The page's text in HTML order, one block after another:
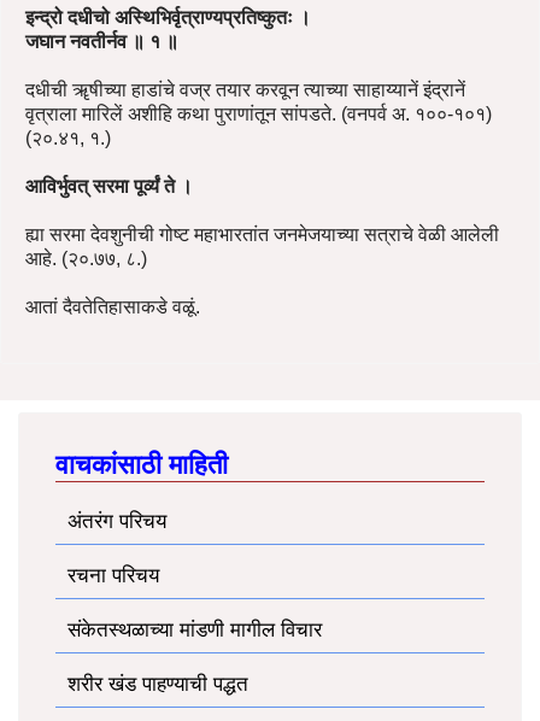
इन्द्रो दधीचो अस्थिभिर्वृत्राण्यप्रतिष्कुतः ।
जघान नवतीर्नव ॥ १ ॥
दधीची ॠषीच्या हाडांचे वज्र तयार करवून त्याच्या साहाय्यानें इंद्रानें
वृत्राला मारिलें अशीहि कथा पुराणांतून सांपडते. (वनपर्व अ. १००-१०१)
(२०.४१, १.)
आविर्भुवत् सरमा पूर्व्यं ते ।
ह्या सरमा देवशुनीची गोष्ट महाभारतांत जनमेजयाच्या सत्राचे वेळी आलेली
आहे. (२०.७७, ८.)
आतां दैवतेतिहासाकडे वळूं.
वाचकांसाठी माहिती
अंतरंग परिचय
रचना परिचय
संकेतस्थळाच्या मांडणी मागील विचार
शरीर खंड पाहण्याची पद्धत